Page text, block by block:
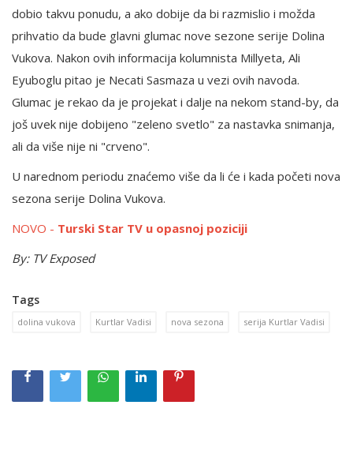
dobio takvu ponudu, a ako dobije da bi razmislio i možda
prihvatio da bude glavni glumac nove sezone serije Dolina
Vukova. Nakon ovih informacija kolumnista Millyeta, Ali
Eyuboglu pitao je Necati Sasmaza u vezi ovih navoda.
Glumac je rekao da je projekat i dalje na nekom stand-by, da
još uvek nije dobijeno "zeleno svetlo" za nastavka snimanja,
ali da više nije ni "crveno".
U narednom periodu znaćemo više da li će i kada početi nova
sezona serije Dolina Vukova.
NOVO - Turski Star TV u opasnoj poziciji
By: TV Exposed
Tags
dolina vukova Kurtlar Vadisi nova sezona serija Kurtlar Vadisi